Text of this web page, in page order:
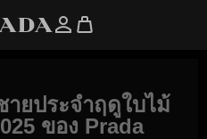
ายประจำฤดูใบไม้
ของ Prada